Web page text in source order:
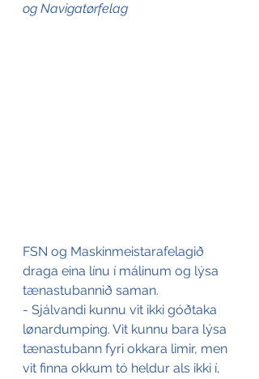
og Navigatørfelag
FSN og Maskinmeistarafelagið
draga eina línu í málinum og lýsa
tænastubannið saman.
- Sjálvandi kunnu vit ikki góðtaka
lønardumping. Vit kunnu bara lýsa
tænastubann fyri okkara limir, men
vit finna okkum tó heldur als ikki í,